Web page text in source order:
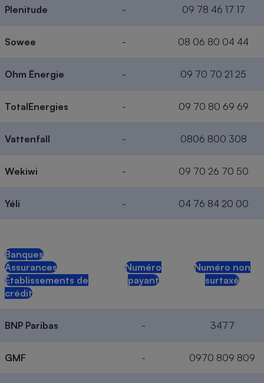
Plenitude - 09 78 46 17 17
Sowee - 08 06 80 04 44
Ohm Énergie - 09 70 70 21 25
TotalEnergies - 09 70 80 69 69
Vattenfall - 0806 800 308
Wekiwi - 09 70 26 70 50
Yéli - 04 76 84 20 00
Banques
Assurances
Établissements de
crédit
Numéro
payant
Numéro non
surtaxé
BNP Paribas - 3477
GMF - 0970 809 809